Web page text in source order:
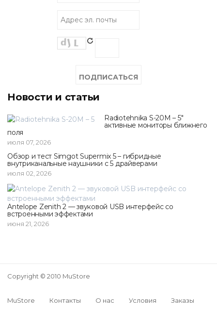
Новости и статьи
Radiotehnika S-20M – 5"
активные мониторы ближнего
поля
июля 07, 2026
Обзор и тест Simgot Supermix 5 – гибридные
внутриканальные наушники с 5 драйверами
июля 02, 2026
Antelope Zenith 2 — звуковой USB интерфейс со
встроенными эффектами
июня 21, 2026
Copyright © 2010 MuStore
MuStore Контакты О нас Условия Заказы